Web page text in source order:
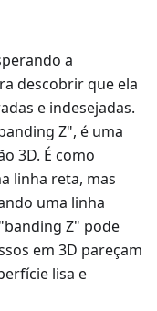
a
descobrir que ela
e indesejadas.
Z", é uma
3D. É como
linha reta, mas
uma linha
Z" pode
em 3D pareçam
lisa e